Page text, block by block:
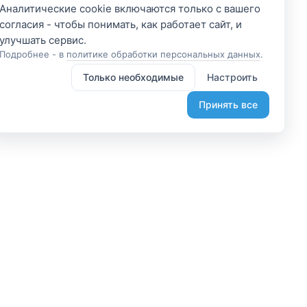
Аналитические cookie включаются только с вашего
согласия - чтобы понимать, как работает сайт, и
Подробнее - в политике обработки персональных данных.
Только необходимые Настроить
Принять все